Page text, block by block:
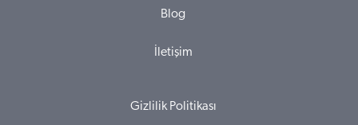
Blog
İletişim
Gizlilik Politikası